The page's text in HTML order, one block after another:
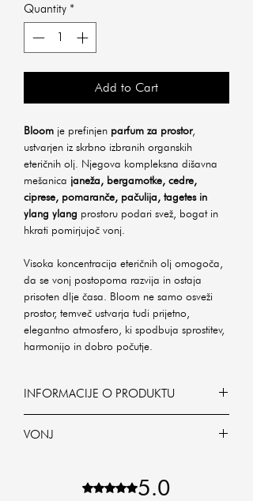
Quantity *
Add to Cart
Bloom je prefinjen parfum za prostor,
ustvarjen iz skrbno izbranih organskih
eteričnih olj. Njegova kompleksna dišavna
mešanica janeža, bergamotke, cedre,
ciprese, pomaranče, pačulija, tagetes in
ylang ylang prostoru podari svež, bogat in
hkrati pomirjujoč vonj.
Visoka koncentracija eteričnih olj omogoča,
da se vonj postopoma razvija in ostaja
prisoten dlje časa. Bloom ne samo osveži
prostor, temveč ustvarja tudi prijetno,
elegantno atmosfero, ki spodbuja sprostitev,
harmonijo in dobro počutje.
INFORMACIJE O PRODUKTU
Parfum 50ml
koncentrirana, bogatejša in
VONJ
Dišava Bloom je sestavljena z mešanice
Rated 5 out of 5 stars.
5.0